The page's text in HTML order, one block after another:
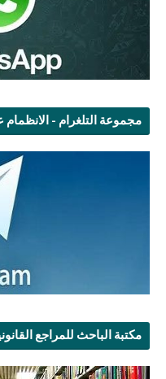
مجموعة التلغرام -
مكتبة الباحث للمراجع